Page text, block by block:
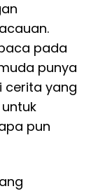
pada
punya
cerita yang
pun